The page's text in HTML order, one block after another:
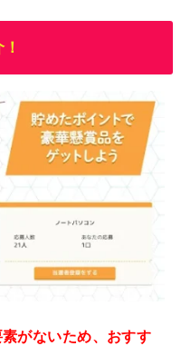
がないため、おすす